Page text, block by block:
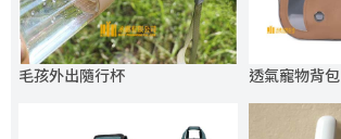
毛孩外出隨行杯 透氣寵物背包